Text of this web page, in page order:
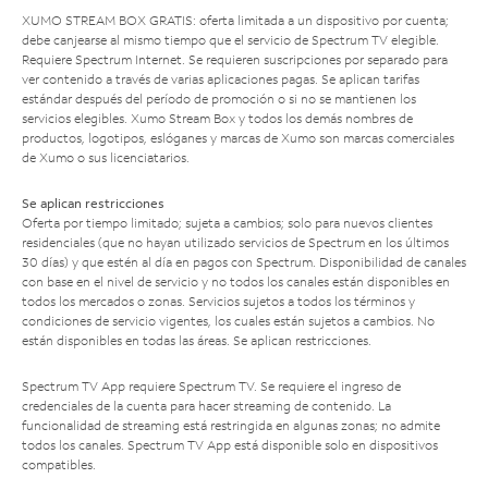
XUMO STREAM BOX GRATIS: oferta limitada a un dispositivo por cuenta;
debe canjearse al mismo tiempo que el servicio de Spectrum TV elegible.
Requiere Spectrum Internet. Se requieren suscripciones por separado para
ver contenido a través de varias aplicaciones pagas. Se aplican tarifas
estándar después del período de promoción o si no se mantienen los
servicios elegibles. Xumo Stream Box y todos los demás nombres de
productos, logotipos, eslóganes y marcas de Xumo son marcas comerciales
de Xumo o sus licenciatarios.
Se aplican restricciones
Oferta por tiempo limitado; sujeta a cambios; solo para nuevos clientes
residenciales (que no hayan utilizado servicios de Spectrum en los últimos
30 días) y que estén al día en pagos con Spectrum. Disponibilidad de canales
con base en el nivel de servicio y no todos los canales están disponibles en
todos los mercados o zonas. Servicios sujetos a todos los términos y
condiciones de servicio vigentes, los cuales están sujetos a cambios. No
están disponibles en todas las áreas. Se aplican restricciones.
Spectrum TV App requiere Spectrum TV. Se requiere el ingreso de
credenciales de la cuenta para hacer streaming de contenido. La
funcionalidad de streaming está restringida en algunas zonas; no admite
todos los canales. Spectrum TV App está disponible solo en dispositivos
compatibles.